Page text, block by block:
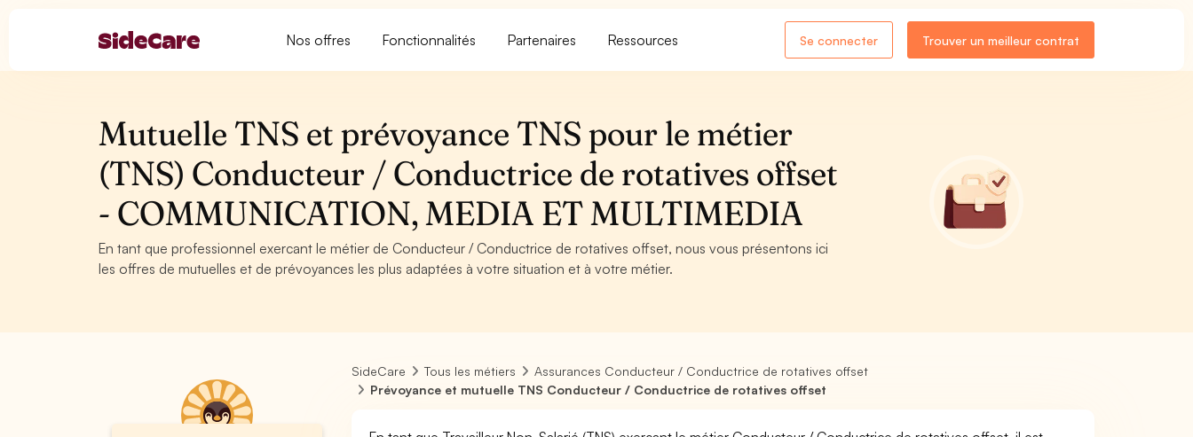
Nos offres Fonctionnalités Partenaires Ressources Se connecter Trouver un meilleur contrat
Mutuelle TNS et prévoyance TNS pour le métier
(TNS) Conducteur / Conductrice de rotatives offset
- COMMUNICATION, MEDIA ET MULTIMEDIA
En tant que professionnel exercant le métier de Conducteur / Conductrice de rotatives offset, nous vous présentons ici
les offres de mutuelles et de prévoyances les plus adaptées à votre situation et à votre métier.
SideCare Tous les métiers
Assurances Conducteur / Conductrice de rotatives offset
Prévoyance et mutuelle TNS Conducteur / Conductrice de rotatives offset